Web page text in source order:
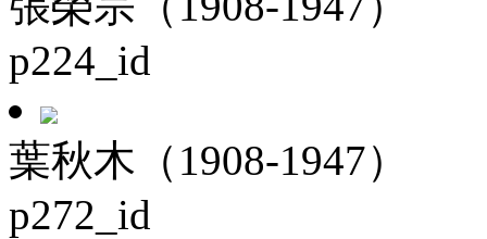
p224_id
葉秋木（1908-1947）
p272_id